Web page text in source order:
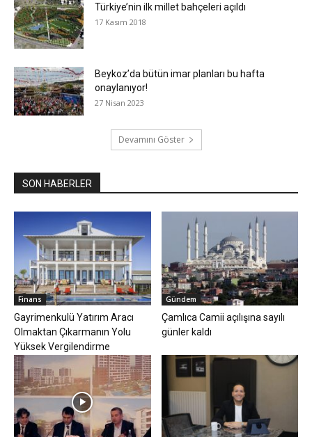
Türkiye’nin ilk millet bahçeleri açıldı
17 Kasım 2018
Beykoz’da bütün imar planları bu hafta
onaylanıyor!
27 Nisan 2023
Devamını Göster
SON HABERLER
Finans
Gayrimenkulü Yatırım Aracı
Olmaktan Çıkarmanın Yolu
Yüksek Vergilendirme
Gündem
Çamlıca Camii açılışına sayılı
günler kaldı